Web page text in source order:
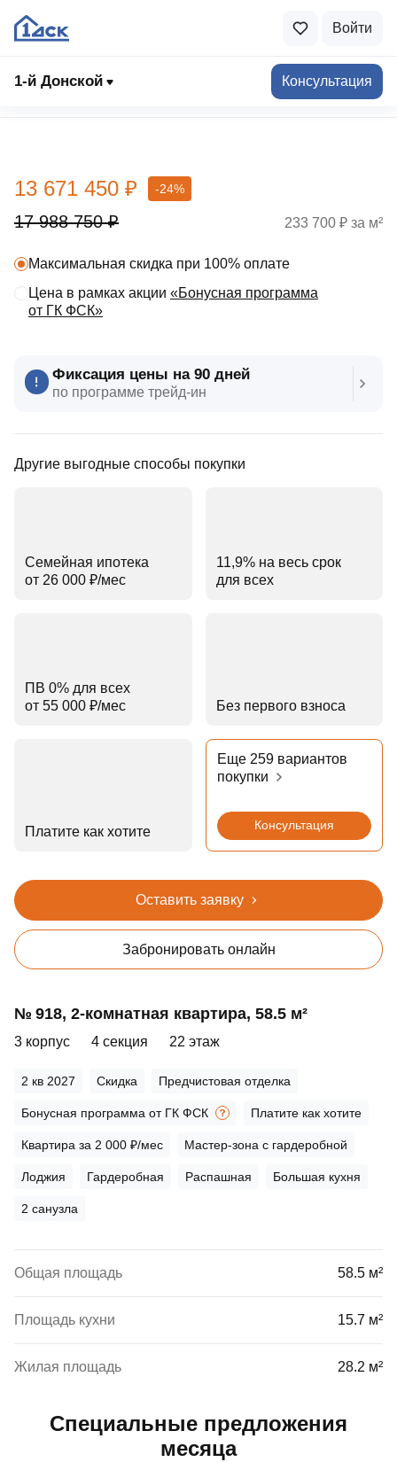
Войти
1-й Донской Консультация
Выбрать квартиру
17 988 750 ₽
13 671 450 ₽ -24%
Фиксация цены на 90 дней
по программе трейд‑ин
Другие выгодные способы покупки
Семейная ипотека
от 26 000 ₽⁠/⁠мес
11,9% на весь срок
для всех
ПВ 0% для всех
от 55 000 ₽⁠/⁠мес
Без первого взноса
Платите как хотите
Еще 259 вариантов
покупки
Консультация
Максимальная скидка при 100% оплате
Цена в рамках акции «Бонусная программа
от ГК ФСК»
233 700 ₽ за м²
Оставить заявку
Забронировать онлайн
№ 918, 2‑комнатная квартира, 58.5 м²
3 корпус 4 секция 22 этаж
2 кв 2027 Скидка Предчистовая отделка
Бонусная программа от ГК ФСК Платите как хотите
Квартира за 2 000 ₽/мес Мастер-зона с гардеробной
Лоджия Гардеробная Распашная Большая кухня
2 санузла
Общая площадь 58.5 м²
Площадь кухни 15.7 м²
Жилая площадь 28.2 м²
Специальные предложения
месяца